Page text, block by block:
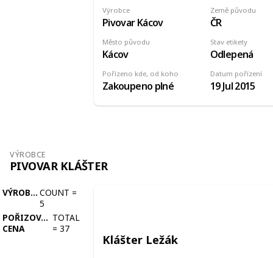
Výrobce
Pivovar Kácov
Země původu
ČR
Pořízeno kde, od koho
Zakoupeno plné
Stav etikety
Odlepená
Datum pořízení
19 Jul 2015
Město původu
Kácov
VÝROBCE
PIVOVAR KLÁŠTER
VÝROBCE COUNT =
5
POŘIZOVACÍ
CENA
TOTAL
=37
Klášter Ležák